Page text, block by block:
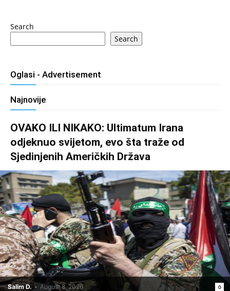
Search
Search
Oglasi - Advertisement
Najnovije
OVAKO ILI NIKAKO: Ultimatum Irana
odjeknuo svijetom, evo šta traže od
Sjedinjenih Američkih Država
Salim D. - August 8, 2026 0